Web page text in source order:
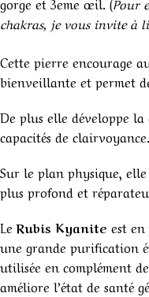
chakras, je vous invite à
Cette pierre encourage
bienveillante et permet
De plus elle développe
capacités de clairvoyance.
Sur le plan physique,
plus profond et
Le Rubis Kyanite est
une grande purification
utilisée en complément
améliore l’état de santé